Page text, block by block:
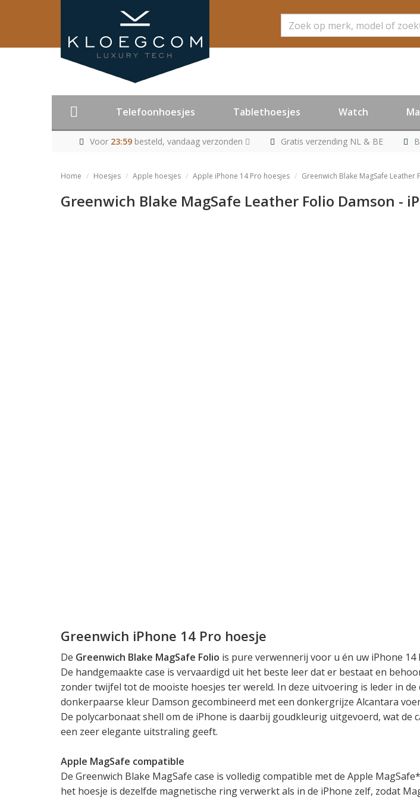
Zoeken
Telefoonhoesjes Tablethoesjes Watch
Voor 23:59besteld, vandaag verzonden Gratis verzending NL & BE
Home Hoesjes Apple hoesjes Apple iPhone 14 Pro hoesjes Greenwich Blake MagSafe
Greenwich Blake MagSafe Leather Folio Damson -
Greenwich iPhone 14 Pro hoesje
De Greenwich Blake MagSafe Folio is pure verwennerij voor u én uw iPhone 14
De handgemaakte case is vervaardigd uit het beste leer dat er bestaat en
zonder twijfel tot de mooiste hoesjes ter wereld. In deze uitvoering is leder in de
donkerpaarse kleur Damson gecombineerd met een donkergrijze Alcantara
De polycarbonaat shell om de iPhone is daarbij goudkleurig uitgevoerd, wat de
een zeer elegante uitstraling geeft.
Apple MagSafe compatible
De Greenwich Blake MagSafe case is volledig compatible met de Apple
het hoesje is dezelfde magnetische ring verwerkt als in de iPhone zelf, zodat